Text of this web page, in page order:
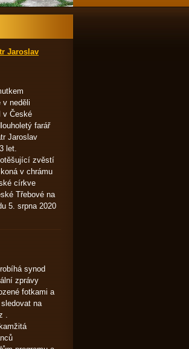
f. P. Peňáz
f. J. Nečas
j. M. Branda
f. P. Peňáz
f. J. Nečas
Jaroslav
v neděli
v České
farář
Jaroslav
let.
zvěstí
v chrámu
církve
Třebové na
5. srpna 2020
synod
zprávy
fotkami a
na
.